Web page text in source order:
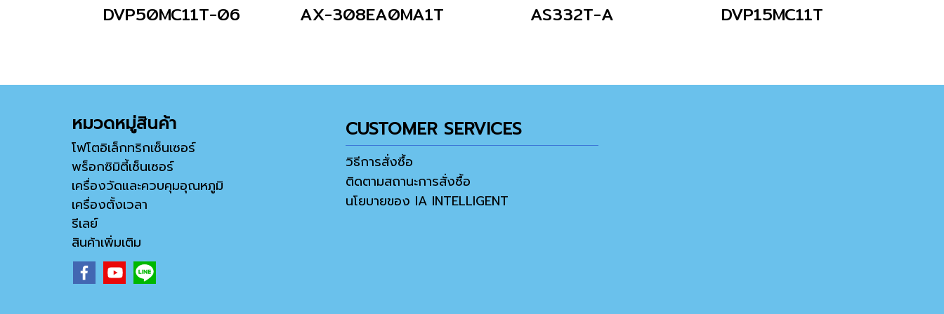
DVP50MC11T-06 AX-308EA0MA1T AS332T-A DVP15MC11T
หมวดหมู่สินค้า
โฟโตอิเล็กทริกเซ็นเซอร์
พร็อกซิมิตี้เซ็นเซอร์
เครื่องวัดและควบคุมอุณหภูมิ
เครื่องตั้งเวลา
รีเลย์
สินค้าเพิ่มเติม
CUSTOMER SERVICES
วิธีการสั่งซื้อ
ติดตามสถานะการสั่งซื้อ
นโยบายของ IA INTELLIGENT